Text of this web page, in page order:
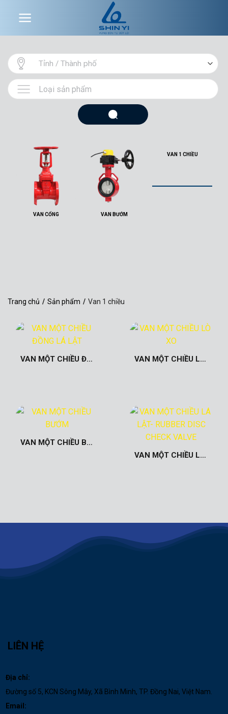
VAN CỔNG VAN BƯỚM
VAN 1 CHIỀU
Trang chủ / Sản phẩm / Van 1 chiều
VAN MỘT CHIỀU ĐỒNG LÁ LẬT VAN MỘT CHIỀU LÒ XO
VAN MỘT CHIỀU BƯỚM
VAN MỘT CHIỀU LÁ LẬT- RUBBER DISC CHECK VALVE
LIÊN HỆ
Địa chỉ:
Đường số 5, KCN Sông Mây, Xã Bình Minh, TP. Đồng Nai, Việt Nam.
Email: